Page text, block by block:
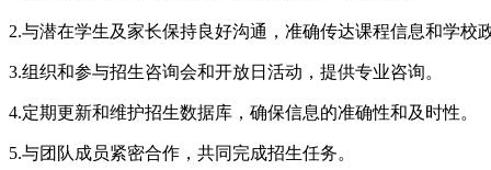
2.与潜在学生及家长保持良好沟通，准确传达课程信息和学校
3.组织和参与招生咨询会和开放日活动，提供专业咨询。
4.定期更新和维护招生数据库，确保信息的准确性和及时性。
5.与团队成员紧密合作，共同完成招生任务。